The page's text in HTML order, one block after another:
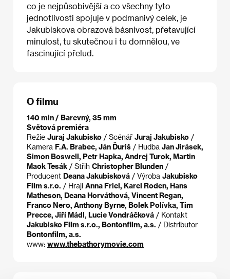
co je nejpůsobivější a co všechny tyto
jednotlivosti spojuje v podmanivý celek, je
Jakubiskova obrazová básnivost, přetavující
minulost, tu skutečnou i tu domnělou, ve
fascinující přelud.
O filmu
140 min / Barevný, 35 mm
Světová premiéra
Režie Juraj Jakubisko / Scénář Juraj Jakubisko /
Kamera F.A. Brabec, Ján Ďuriš / Hudba Jan Jirásek,
Simon Boswell, Petr Hapka, Andrej Turok, Martin
Maok Tesák / Střih Christopher Blunden /
Producent Deana Jakubisková / Výroba Jakubisko
Film s.r.o. / Hrají Anna Friel, Karel Roden, Hans
Matheson, Deana Horváthová, Vincent Regan,
Franco Nero, Anthony Byrne, Bolek Polívka, Tim
Precce, Jiří Mádl, Lucie Vondráčková / Kontakt
Jakubisko Film s.r.o., Bontonfilm, a.s. / Distributor
Bontonfilm, a.s.
www: www.thebathorymovie.com